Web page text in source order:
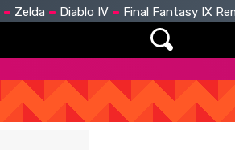
Zelda Diablo IV Final Fantasy IX